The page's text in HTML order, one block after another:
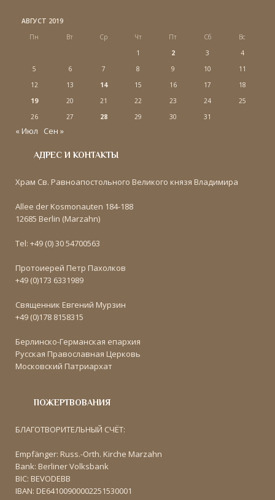
АВГУСТ 2019
Пн
Вт Ср Чт Пт Сб
Вс
1
2 3
4
5
6 7 8 9 10
11
12
13 14 15 16 17
18
19
20 21 22 23 24
25
26
27 28 29 30 31
« Июл Сен »
АДРЕС И КОНТАКТЫ
Храм Св. Равноапостольного Великого князя Владимира
Allee der Kosmonauten 184-188
12685 Berlin (Marzahn)
Tel: +49 (0) 30 54700563
Протоиерей Петр Пахолков
+49 (0)173 6331989
Священник Евгений Мурзин
+49 (0)178 8158315
Берлинско-Германская епархия
Русская Православная Церковь
Московский Патриархат
ПОЖЕРТВОВАНИЯ
БЛАГОТВОРИТЕЛЬНЫЙ СЧЁТ:
Empfänger: Russ.-Orth. Kirche Marzahn
Bank: Berliner Volksbank
BIC: BEVODEBB
IBAN: DE64100900002251530001